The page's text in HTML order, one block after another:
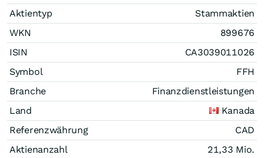
Aktientyp
Stammaktien
WKN
899676
ISIN
CA3039011026
Symbol
FFH
Branche
Finanzdienstleistungen
Land
Kanada
Referenzwährung
CAD
Aktienanzahl
21,33 Mio.